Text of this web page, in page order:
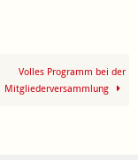
Volles Programm bei der
Mitgliederversammlung